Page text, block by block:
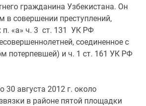
гражданина Узбекистана. Он
в совершении преступлений,
п. «а» ч. 3 ст. 131 УК РФ
соединенное с
потерпевшей) и ч. 1 ст. 161 УК РФ
30 августа 2012 г. около
в районе пятой площадки